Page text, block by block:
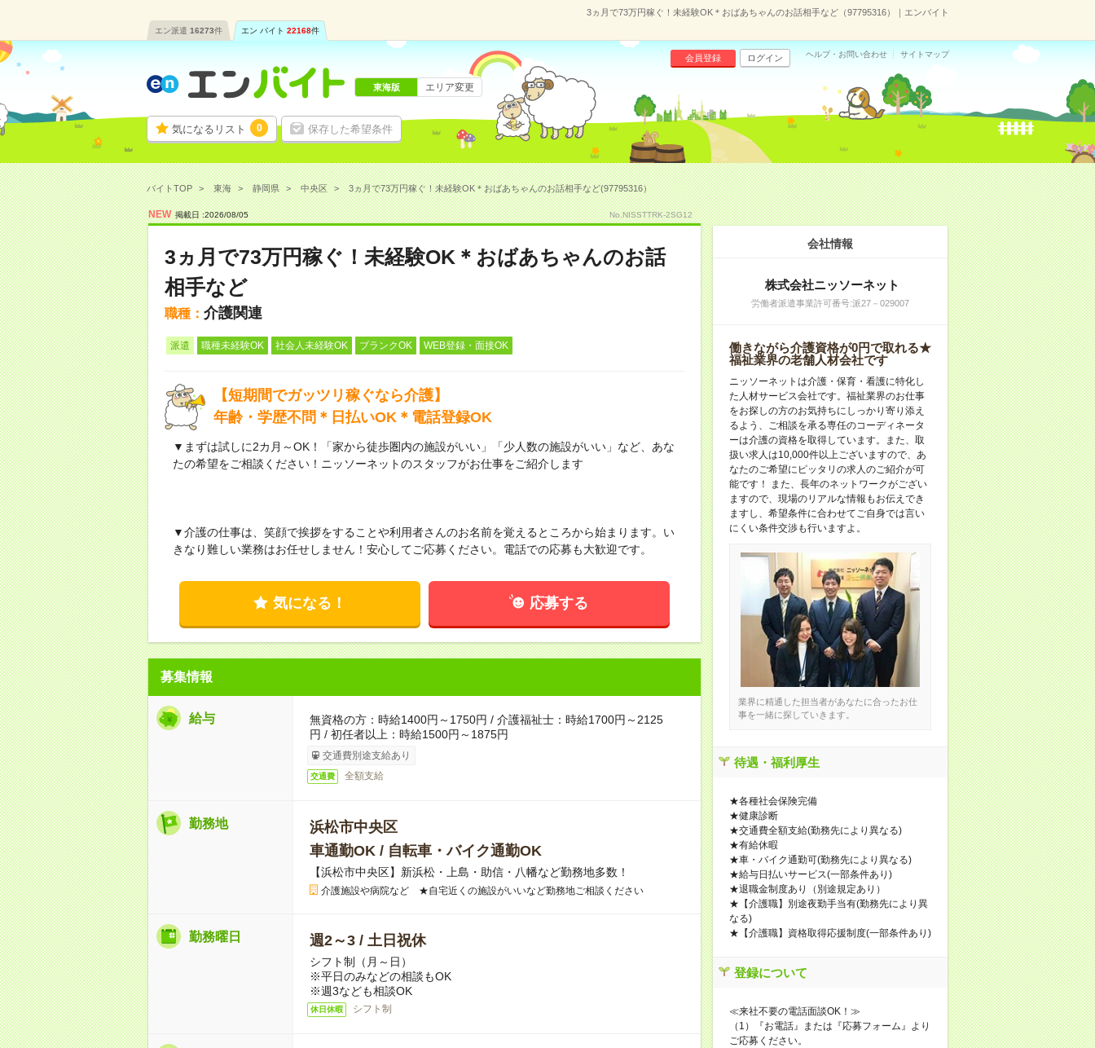
3ヵ月で73万円稼ぐ！未経験OK＊おばあちゃんのお話相手など（97795316）｜エンバイト
エン派遣 16273件 エン バイト 22168件
気になるリスト 0 保存した希望条件
会員登録 ログイン ヘルプ・お問い合わせ サイトマップ
東海版 エリア変更
バイトTOP 東海 静岡県 中央区 3ヵ月で73万円稼ぐ！未経験OK＊おばあちゃんのお話相手など(97795316）
NEW 掲載日 :2026/08/05 No.NISSTTRK-2SG12
3ヵ月で73万円稼ぐ！未経験OK＊おばあちゃんのお話
相手など
職種： 介護関連
派遣 職種未経験OK 社会人未経験OK ブランクOK WEB登録・面接OK
【短期間でガッツリ稼ぐなら介護】
年齢・学歴不問＊日払いOK＊電話登録OK
▼まずは試しに2カ月～OK！「家から徒歩圏内の施設がいい」「少人数の施設がいい」など、あな
たの希望をご相談ください！ニッソーネットのスタッフがお仕事をご紹介します
▼介護の仕事は、笑顔で挨拶をすることや利用者さんのお名前を覚えるところから始まります。い
きなり難しい業務はお任せしません！安心してご応募ください。電話での応募も大歓迎です。
気になる！ 応募する
募集情報
給与
無資格の方：時給1400円～1750円 / 介護福祉士：時給1700円～2125
円 / 初任者以上：時給1500円～1875円
交通費別途支給あり
交通費 全額支給
勤務地
浜松市中央区
車通勤OK / 自転車・バイク通勤OK
【浜松市中央区】新浜松・上島・助信・八幡など勤務地多数！
介護施設や病院など ★自宅近くの施設がいいなど勤務地ご相談ください
勤務曜日 週2～3 / 土日祝休
シフト制（月～日）
※平日のみなどの相談もOK
※週3なども相談OK
休日休暇 シフト制
会社情報
株式会社ニッソーネット
労働者派遣事業許可番号:派27－029007
働きながら介護資格が0円で取れる★
福祉業界の老舗人材会社です
ニッソーネットは介護・保育・看護に特化し
た人材サービス会社です。福祉業界のお仕事
をお探しの方のお気持ちにしっかり寄り添え
るよう、ご相談を承る専任のコーディネータ
ーは介護の資格を取得しています。また、取
扱い求人は10,000件以上ございますので、あ
なたのご希望にピッタリの求人のご紹介が可
能です！ また、長年のネットワークがござい
ますので、現場のリアルな情報もお伝えでき
ますし、希望条件に合わせてご自身では言い
にくい条件交渉も行いますよ。
業界に精通した担当者があなたに合ったお仕
事を一緒に探していきます。
待遇・福利厚生
★各種社会保険完備
★健康診断
★交通費全額支給(勤務先により異なる)
★有給休暇
★車・バイク通勤可(勤務先により異なる)
★給与日払いサービス(一部条件あり)
★退職金制度あり（別途規定あり）
★【介護職】別途夜勤手当有(勤務先により異
なる)
★【介護職】資格取得応援制度(一部条件あり)
登録について
≪来社不要の電話面談OK！≫
（1）『お電話』または『応募フォーム』より
ご応募ください。